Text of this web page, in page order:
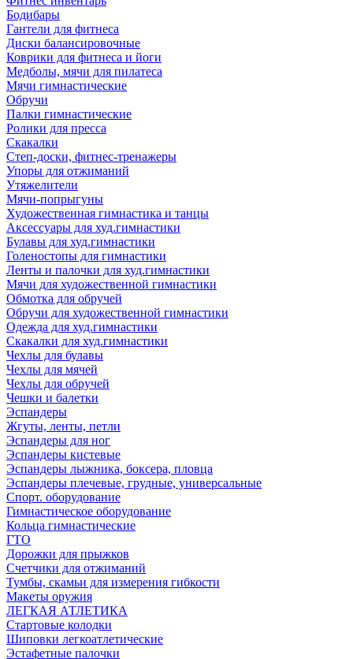
Бодибары
Гантели для фитнеса
Диски балансировочные
Коврики для фитнеса и йоги
Медболы, мячи для пилатеса
Мячи гимнастические
Обручи
Палки гимнастические
Ролики для пресса
Скакалки
Степ-доски, фитнес-тренажеры
Упоры для отжиманий
Утяжелители
Мячи-попрыгуны
Художественная гимнастика и танцы
Аксессуары для худ.гимнастики
Булавы для худ.гимнастики
Голеностопы для гимнастики
Ленты и палочки для худ.гимнастики
Мячи для художественной гимнастики
Обмотка для обручей
Обручи для художественной гимнастики
Одежда для худ.гимнастики
Скакалки для худ.гимнастики
Чехлы для булавы
Чехлы для мячей
Чехлы для обручей
Чешки и балетки
Эспандеры
Жгуты, ленты, петли
Эспандеры для ног
Эспандеры кистевые
Эспандеры лыжника, боксера, пловца
Эспандеры плечевые, грудные, универсальные
Спорт. оборудование
Гимнастическое оборудование
Кольца гимнастические
ГТО
Дорожки для прыжков
Счетчики для отжиманий
Тумбы, скамьи для измерения гибкости
Макеты оружия
ЛЕГКАЯ АТЛЕТИКА
Стартовые колодки
Шиповки легкоатлетические
Эстафетные палочки